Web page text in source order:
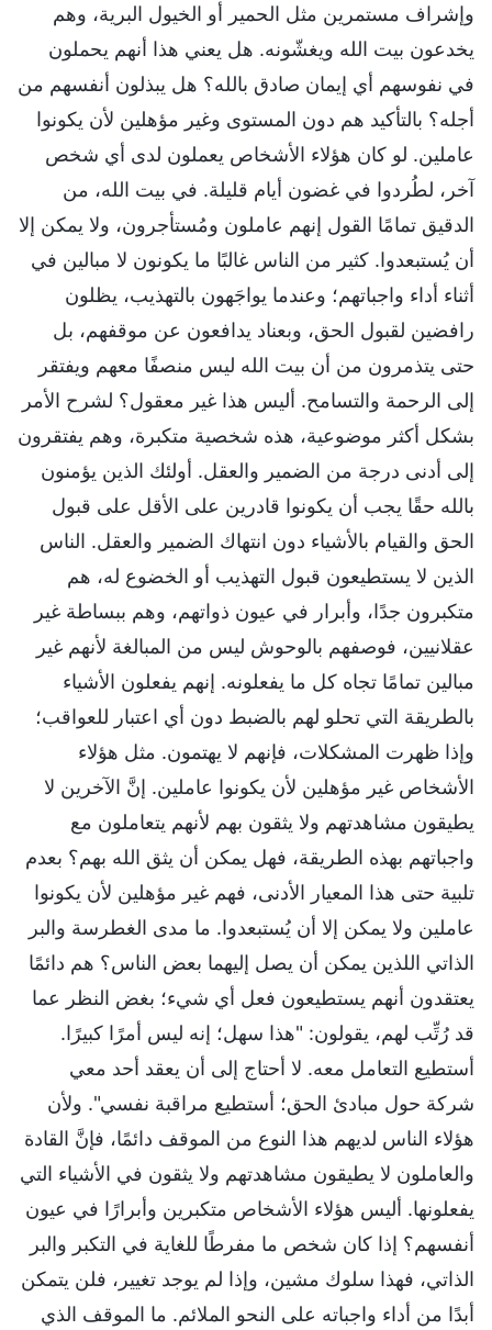
وإشراف مستمرين مثل الحمير أو الخيول البرية، وهم
يخدعون بيت الله ويغشّونه. هل يعني هذا أنهم يحملون
في نفوسهم أي إيمان صادق بالله؟ هل يبذلون أنفسهم من
أجله؟ بالتأكيد هم دون المستوى وغير مؤهلين لأن يكونوا
عاملين. لو كان هؤلاء الأشخاص يعملون لدى أي شخص
آخر، لطُردوا في غضون أيام قليلة. في بيت الله، من
الدقيق تمامًا القول إنهم عاملون ومُستأجرون، ولا يمكن إلا
أن يُستبعدوا. كثير من الناس غالبًا ما يكونون لا مبالين في
أثناء أداء واجباتهم؛ وعندما يواجَهون بالتهذيب، يظلون
رافضين لقبول الحق، وبعناد يدافعون عن موقفهم، بل
حتى يتذمرون من أن بيت الله ليس منصفًا معهم ويفتقر
إلى الرحمة والتسامح. أليس هذا غير معقول؟ لشرح الأمر
بشكل أكثر موضوعية، هذه شخصية متكبرة، وهم يفتقرون
إلى أدنى درجة من الضمير والعقل. أولئك الذين يؤمنون
بالله حقًا يجب أن يكونوا قادرين على الأقل على قبول
الحق والقيام بالأشياء دون انتهاك الضمير والعقل. الناس
الذين لا يستطيعون قبول التهذيب أو الخضوع له، هم
متكبرون جدًا، وأبرار في عيون ذواتهم، وهم ببساطة غير
عقلانيين، فوصفهم بالوحوش ليس من المبالغة لأنهم غير
مبالين تمامًا تجاه كل ما يفعلونه. إنهم يفعلون الأشياء
بالطريقة التي تحلو لهم بالضبط دون أي اعتبار للعواقب؛
وإذا ظهرت المشكلات، فإنهم لا يهتمون. مثل هؤلاء
الأشخاص غير مؤهلين لأن يكونوا عاملين. إنَّ الآخرين لا
يطيقون مشاهدتهم ولا يثقون بهم لأنهم يتعاملون مع
واجباتهم بهذه الطريقة، فهل يمكن أن يثق الله بهم؟ بعدم
تلبية حتى هذا المعيار الأدنى، فهم غير مؤهلين لأن يكونوا
عاملين ولا يمكن إلا أن يُستبعدوا. ما مدى الغطرسة والبر
الذاتي اللذين يمكن أن يصل إليهما بعض الناس؟ هم دائمًا
يعتقدون أنهم يستطيعون فعل أي شيء؛ بغض النظر عما
قد رُتِّب لهم، يقولون: "هذا سهل؛ إنه ليس أمرًا كبيرًا.
أستطيع التعامل معه. لا أحتاج إلى أن يعقد أحد معي
شركة حول مبادئ الحق؛ أستطيع مراقبة نفسي". ولأن
هؤلاء الناس لديهم هذا النوع من الموقف دائمًا، فإنَّ القادة
والعاملون لا يطيقون مشاهدتهم ولا يثقون في الأشياء التي
يفعلونها. أليس هؤلاء الأشخاص متكبرين وأبرارًا في عيون
أنفسهم؟ إذا كان شخص ما مفرطًا للغاية في التكبر والبر
الذاتي، فهذا سلوك مشين، وإذا لم يوجد تغيير، فلن يتمكن
أبدًا من أداء واجباته على النحو الملائم. ما الموقف الذي